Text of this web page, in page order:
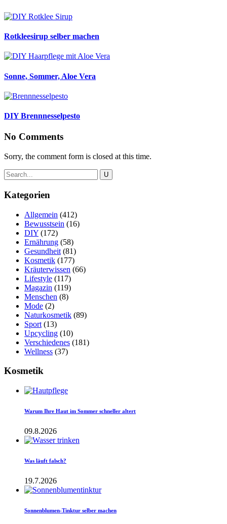
Rotkleesirup selber machen
Sonne, Sommer, Aloe Vera
DIY Brennnesselpesto
No Comments
Sorry, the comment form is closed at this time.
Kategorien
Allgemein (412)
Bewusstsein (16)
DIY (172)
Ernährung (58)
Gesundheit (81)
Kosmetik (177)
Kräuterwissen (66)
Lifestyle (117)
Magazin (119)
Menschen (8)
Mode (2)
Naturkosmetik (89)
Sport (13)
Upcycling (10)
Verschiedenes (181)
Wellness (37)
Kosmetik
Warum Ihre Haut im Sommer schneller altert
09.8.2026
Was läuft falsch?
19.7.2026
Sonnenblumen-Tinktur selber machen